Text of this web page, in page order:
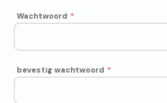
Wachtwoord *
bevestig wachtwoord *